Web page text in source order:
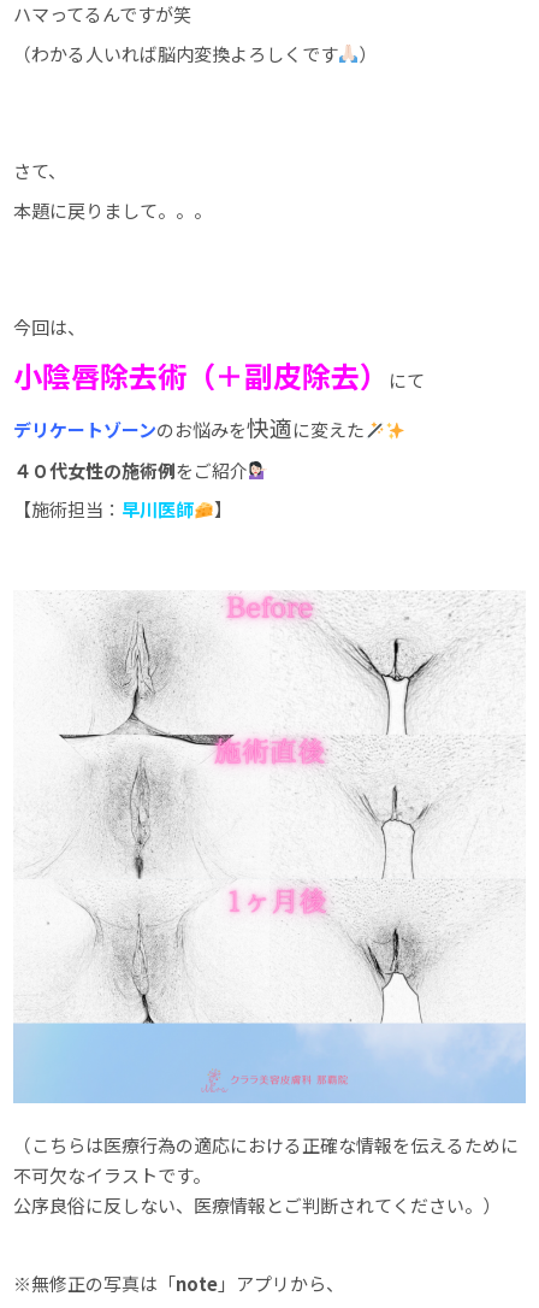
ハマってるんですが笑
（わかる人いれば脳内変換よろしくです
）
さて、
本題に戻りまして。。。
今回は、
小陰唇除去術（＋副皮除去）
にて
デリケートゾーンのお悩みを快適に変えた
４０代女性の施術例をご紹介
【施術担当： 早川医師 】
（こちらは医療行為の適応における正確な情報を伝えるために
不可欠なイラストです。
公序良俗に反しない、医療情報とご判断されてください。）
※無修正の写真は「note」アプリから、